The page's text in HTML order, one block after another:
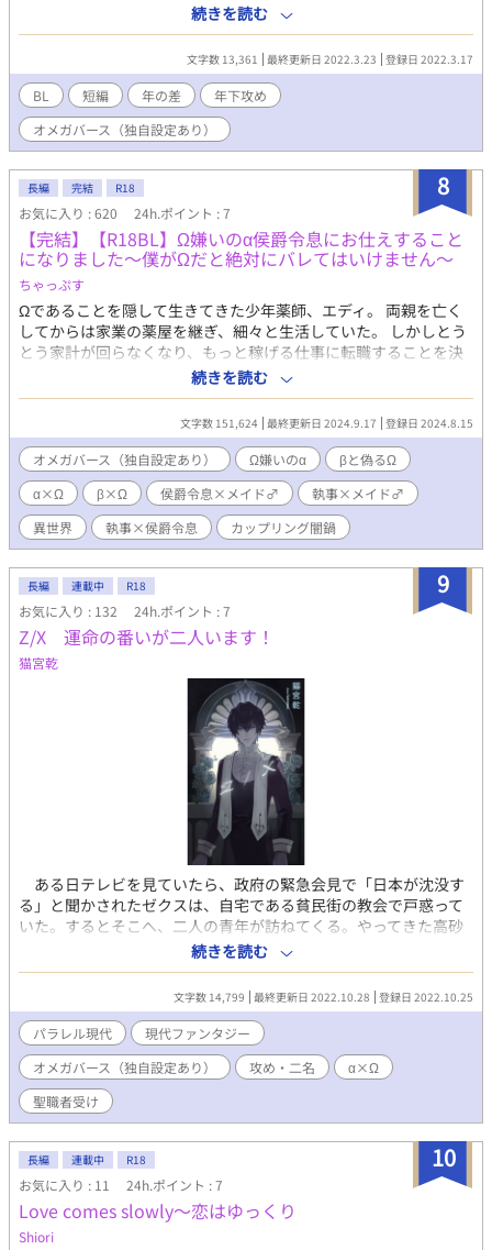
も、子供も望めないのだと絶望するも、その後も前向きであろう
と、日々を重ね、無事大学を出て、就職を果たす。ところが、そ
んな新社会人になった紺の前に、高校の同級生、日浦 竜慈（ひ
うら りゅうじ）が現れ、紺に自分の息子、青磁（せいじ）を預
け（押し付け）ていく。——これは、始まり。ひとりと、ひとり
の人間が、ゆっくりと、激しく、家族になっていくための…。
続きを読む
文字数 13,361 最終更新日 2022.3.23 登録日 2022.3.17
BL 短編 年の差
年下攻め
オメガバース（独自設定あり）
8
長編 完結 R18
お気に入り : 620 24h.ポイント : 7
【完結】【R18BL】Ω嫌いのα侯爵令息にお仕えすること
になりました～僕がΩだと絶対にバレてはいけません～
ちゃっぷす
Ωであることを隠して生きてきた少年薬師、エディ。 両親を亡く
してからは家業の薬屋を継ぎ、細々と生活していた。 しかしとう
とう家計が回らなくなり、もっと稼げる仕事に転職することを決
意する。 職探しをしていたエディは、β男性対象で募集している
メイドの求人を見つけた。 エディはβと偽り、侯爵家のメイドに
なったのだが、お仕えする侯爵令息が極度のΩ嫌いだった――!!
※※※※ ご注意ください。 以下のカップリングで苦手なものがあ
る方は引き返してください。 ※※※※ 攻め主人公（α）×主人公
（Ω） 執事（β）×主人公（Ω） 執事（β）×攻め主人公（α） 攻
め主人公（α）×主人公（Ω）＋執事（β）（愛撫のみ） モブおじ
（二人）×攻め主人公（α）
続きを読む
文字数 151,624 最終更新日 2024.9.17 登録日 2024.8.15
オメガバース（独自設定あり） Ω嫌いのα
βと偽るΩ
α×Ω
β×Ω 侯爵令息×メイド♂
執事×メイド♂
異世界
執事×侯爵令息 カップリング闇鍋
9
長編 連載中 R18
お気に入り : 132 24h.ポイント : 7
Z/X 運命の番いが二人います！
猫宮乾
ある日テレビを見ていたら、政府の緊急会見で「日本が沈没す
る」と聞かされたゼクスは、自宅である貧民街の教会で戸惑って
いた。するとそこへ、二人の青年が訪ねてくる。やってきた高砂
と時東は、日本沈没後も生存可能な箱舟に乗る資格がゼクスには
あると告げて、教会から連れ出す。※オメガバースです。α×Ωと
α×Ωです。現代ファンタジーです。（▲表紙イラスト：satoumi
様）一章ラスト（11話付近）からオメガバ―ス色が濃くなり、二
章から本格的にオメガバースです。攻め二人は親しく、受けは共
有される系です。攻め二人はどちらも受けを最終的に溺愛します
が、受けは双方の事が好きで選べないのでご注意願います。
続きを読む
文字数 14,799 最終更新日 2022.10.28 登録日 2022.10.25
パラレル現代
現代ファンタジー
オメガバース（独自設定あり）
攻め・二名
α×Ω
聖職者受け
10
長編 連載中 R18
お気に入り : 11 24h.ポイント : 7
Love comes slowly～恋はゆっくり
Shiori